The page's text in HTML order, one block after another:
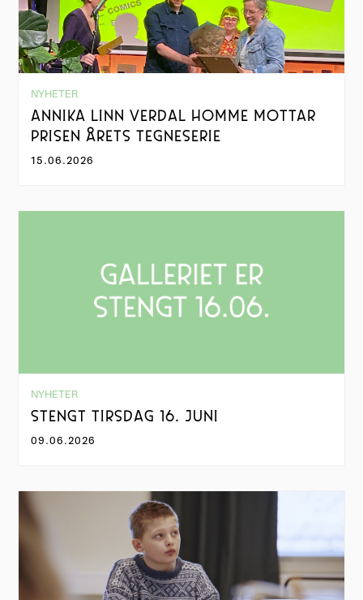
NYHETER
ANNIKA LINN VERDAL HOMME MOTTAR
PRISEN ÅRETS TEGNESERIE
15.06.2026
NYHETER
STENGT TIRSDAG 16. JUNI
09.06.2026